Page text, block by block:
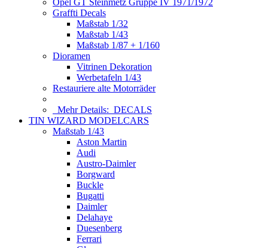
Opel GT Steinmetz Gruppe IV 1971/1972
Graffti Decals
Maßstab 1/32
Maßstab 1/43
Maßstab 1/87 + 1/160
Dioramen
Vitrinen Dekoration
Werbetafeln 1/43
Restauriere alte Motorräder
Mehr Details: DECALS
TIN WIZARD MODELCARS
Maßstab 1/43
Aston Martin
Audi
Austro-Daimler
Borgward
Buckle
Bugatti
Daimler
Delahaye
Duesenberg
Ferrari